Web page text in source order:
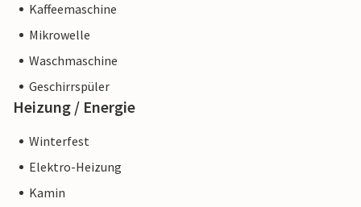
Kaffeemaschine
Mikrowelle
Waschmaschine
Geschirrspüler
Heizung / Energie
Winterfest
Elektro-Heizung
Kamin